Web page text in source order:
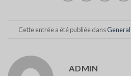
Cette entrée a été publiée dans
ADMIN